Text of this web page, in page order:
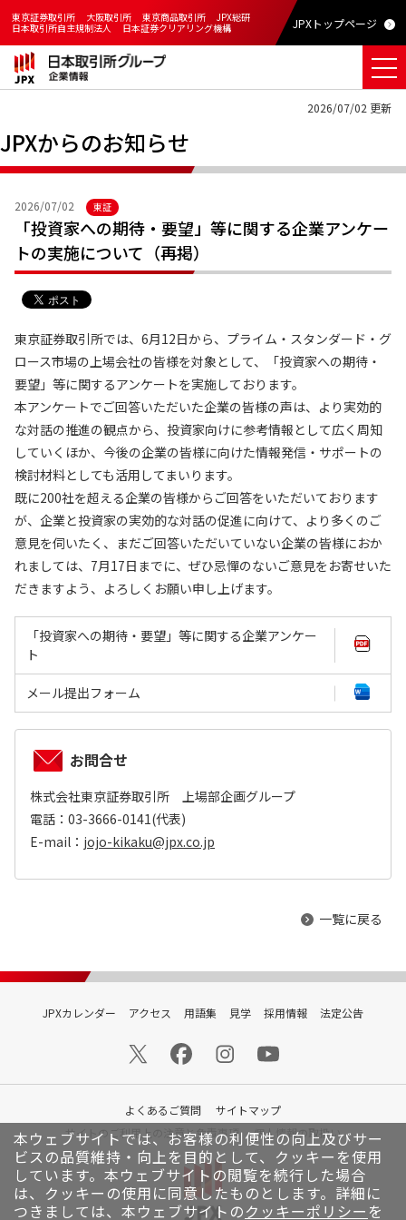
本ウェブサイトでは、お客様の利便性の向上及びサー
ビスの品質維持・向上を目的として、クッキーを使用
しています。 本ウェブサイトの閲覧を続行した場合
は、クッキーの使用に同意したものとします。詳細に
つきましては、本ウェブサイトのクッキーポリシー を
東京証券取引所 大阪取引所 東京商品取引所
JPX総研
日本取引所自主規制法人
日本証券クリアリング機構 JPXトップページ
2026/07/02 更新
JPXからのお知らせ
2026/07/02 東証
「投資家への期待・要望」等に関する企業アンケー
トの実施について（再掲）
東京証券取引所では、6月12日から、プライム・スタンダード・グ
ロース市場の上場会社の皆様を対象として、「投資家への期待・
要望」等に関するアンケートを実施しております。
本アンケートでご回答いただいた企業の皆様の声は、より実効的
な対話の推進の観点から、投資家向けに参考情報として広く周知
していくほか、今後の企業の皆様に向けた情報発信・サポートの
検討材料としても活用してまいります。
既に200社を超える企業の皆様からご回答をいただいております
が、企業と投資家の実効的な対話の促進に向けて、より多くのご
意見を伺いたく、まだご回答いただいていない企業の皆様におか
れましては、7月17日までに、ぜひ忌憚のないご意見をお寄せいた
だきますよう、よろしくお願い申し上げます。
「投資家への期待・要望」等に関する企業アンケー
ト
メール提出フォーム
お問合せ
株式会社東京証券取引所 上場部企画グループ
電話：03-3666-0141(代表)
E-mail： jojo-kikaku@jpx.co.jp
一覧に戻る
JPXカレンダー アクセス 用語集 見学 採用情報 法定公告
よくあるご質問
サイトマップ
サイトのご利用上の注意と免責事項
個人情報の取扱い